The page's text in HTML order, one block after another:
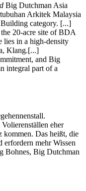
Big Dutchman Asia
Arkitek Malaysia
category. [...]
20-acre site of BDA
lies in a high-density
Klang.[...]
and Big
integral part of a
eher
kommen. Das heißt, die
erfordern mehr Wissen
Bohnes, Big Dutchman